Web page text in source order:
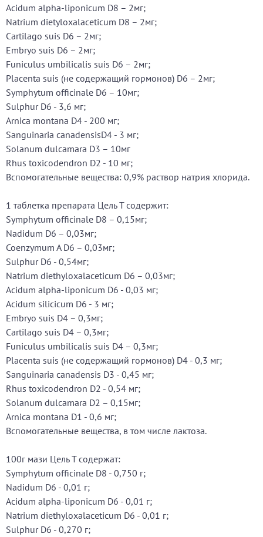
Acidum alpha-liponicum D8 – 2мг;
Natrium dietyloxalaceticum D8 – 2мг;
Cartilago suis D6 – 2мг;
Embryo suis D6 – 2мг;
Funiculus umbilicalis suis D6 – 2мг;
Placenta suis (не содержащий гормонов) D6 – 2мг;
Symphytum officinale D6 – 10мг;
Sulphur D6 - 3,6 мг;
Arnica montana D4 - 200 мг;
Sanguinaria canadensisD4 - 3 мг;
Solanum dulcamara D3 – 10мг
Rhus toxicodendron D2 - 10 мг;
Вспомогательные вещества: 0,9% раствор натрия хлорида.
1 таблетка препарата Цель Т содержит:
Symphytum officinale D8 – 0,15мг;
Nadidum D6 – 0,03мг;
Coenzymum A D6 – 0,03мг;
Sulphur D6 - 0,54мг;
Natrium diethyloxalaceticum D6 – 0,03мг;
Acidum alpha-liponicum D6 - 0,03 мг;
Acidum silicicum D6 - 3 мг;
Embryo suis D4 – 0,3мг;
Cartilago suis D4 – 0,3мг;
Funiculus umbilicalis suis D4 – 0,3мг;
Placenta suis (не содержащий гормонов) D4 - 0,3 мг;
Sanguinaria canadensis D3 - 0,45 мг;
Rhus toxicodendron D2 - 0,54 мг;
Solanum dulcamara D2 – 0,15мг;
Arnica montana D1 - 0,6 мг;
Вспомогательные вещества, в том числе лактоза.
100г мази Цель Т содержат:
Symphytum officinale D8 - 0,750 г;
Nadidum D6 - 0,01 г;
Acidum alpha-liponicum D6 - 0,01 г;
Natrium diethyloxalaceticum D6 - 0,01 г;
Sulphur D6 - 0,270 г;